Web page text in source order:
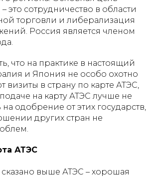
это сотрудничество в области
торговли и либерализация
Россия является членом
что на практике в настоящий
и Япония не особо охотно
визиты в страну по карте АТЭС,
на карту АТЭС лучше не
на одобрение от этих государств,
других стран не
АТЭС
выше АТЭС – хорошая